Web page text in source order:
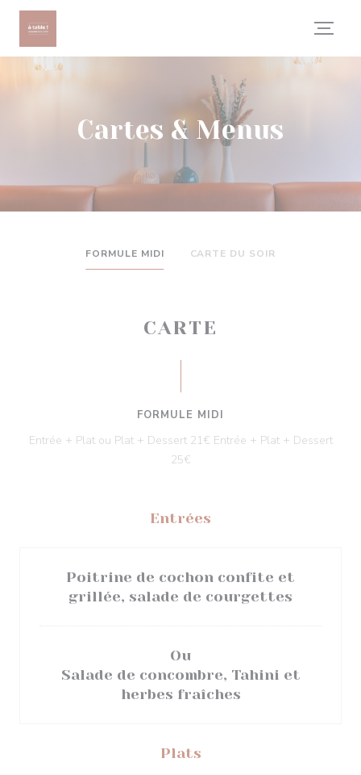
Personnalisation de vos choix en matière de cookies
Cartes & Menus
FORMULE MIDI CARTE DU SOIR
CARTE
FORMULE MIDI
Entrée + Plat ou Plat + Dessert 21€ Entrée + Plat + Dessert
25€
Entrées
Poitrine de cochon confite et
grillée, salade de courgettes
Ou
Salade de concombre, Tahini et
herbes fraîches
Plats